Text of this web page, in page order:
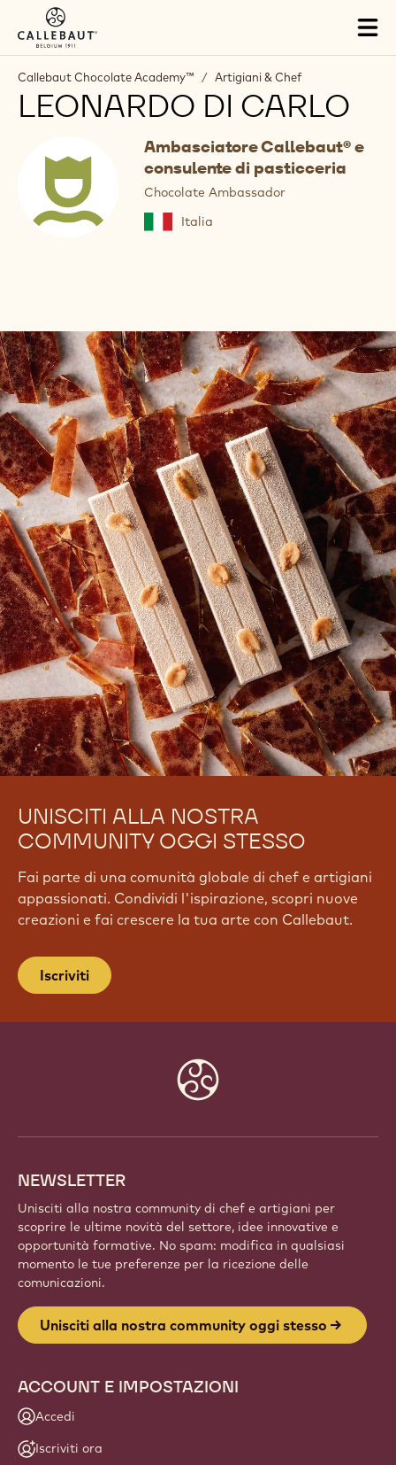
Skip to main content
Callebaut Chocolate Academy™ / Artigiani & Chef
LEONARDO DI CARLO
Ambasciatore Callebaut® e
consulente di pasticceria
Chocolate Ambassador
Italia
UNISCITI ALLA NOSTRA
COMMUNITY OGGI STESSO
Fai parte di una comunità globale di chef e artigiani
appassionati. Condividi l'ispirazione, scopri nuove
creazioni e fai crescere la tua arte con Callebaut.
Iscriviti
NEWSLETTER
Unisciti alla nostra community di chef e artigiani per
scoprire le ultime novità del settore, idee innovative e
opportunità formative. No spam: modifica in qualsiasi
momento le tue preferenze per la ricezione delle
comunicazioni.
Unisciti alla nostra community oggi stesso
ACCOUNT E IMPOSTAZIONI
Accedi
Iscriviti ora